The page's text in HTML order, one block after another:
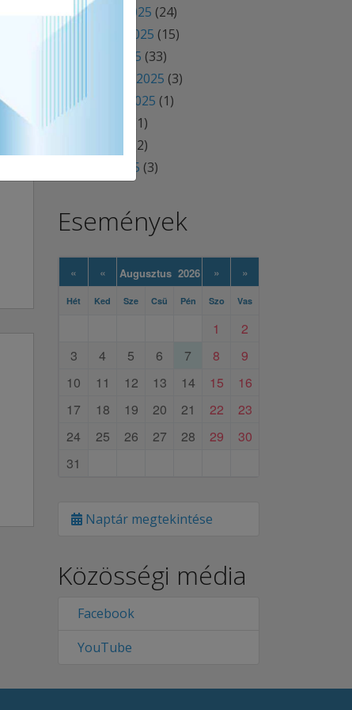
december 2025 (24)
november 2025 (15)
október 2025 (33)
szeptember 2025 (3)
augusztus 2025 (1)
(1)
(2)
március 2025 (3)
Események
« « Augusztus 2026 » »
Hét Ked Sze Csü Pén Szo Vas
1
2
3
4 5 6 7 8
9
10
11 12 13 14 15
16
17
18 19 20 21 22
23
24
25 26 27 28 29
30
31
Naptár megtekintése
Közösségi média
Facebook
YouTube